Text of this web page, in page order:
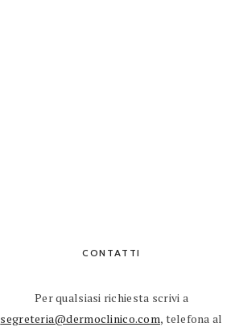
CONTATTI
Per qualsiasi richiesta scrivi a
segreteria@dermoclinico.com, telefona al